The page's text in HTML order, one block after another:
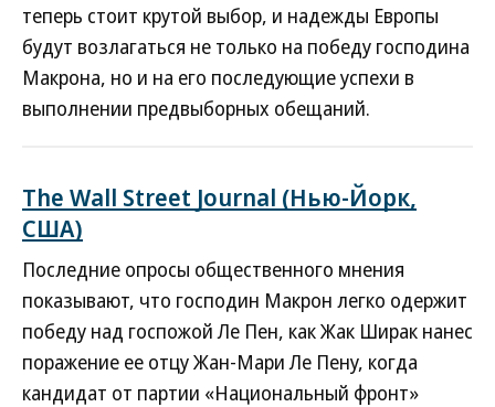
теперь стоит крутой выбор, и надежды Европы
будут возлагаться не только на победу господина
Макрона, но и на его последующие успехи в
выполнении предвыборных обещаний.
The Wall Street Journal (Нью-Йорк,
США)
Последние опросы общественного мнения
показывают, что господин Макрон легко одержит
победу над госпожой Ле Пен, как Жак Ширак нанес
поражение ее отцу Жан-Мари Ле Пену, когда
кандидат от партии «Национальный фронт»